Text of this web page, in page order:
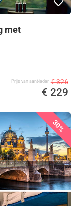
met
Prijs van aanbieder € 326
€ 229
30%